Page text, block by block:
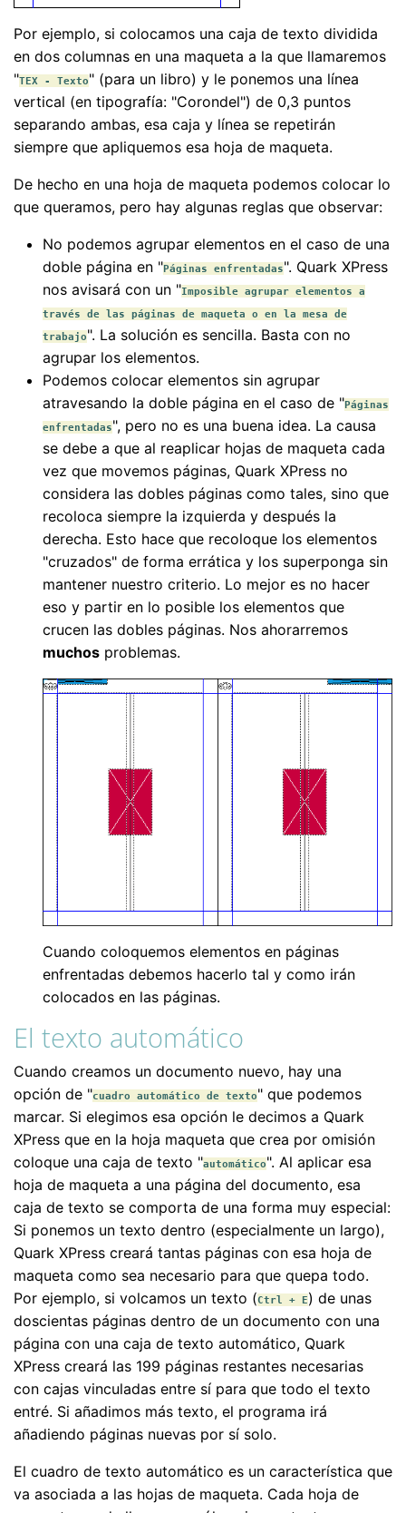
Por ejemplo, si colocamos una caja de texto dividida
en dos columnas en una maqueta a la que llamaremos
"TEX - Texto" (para un libro) y le ponemos una línea
vertical (en tipografía: "Corondel") de 0,3 puntos
separando ambas, esa caja y línea se repetirán
siempre que apliquemos esa hoja de maqueta.
De hecho en una hoja de maqueta podemos colocar lo
que queramos, pero hay algunas reglas que observar:
No podemos agrupar elementos en el caso de una
doble página en "Páginas enfrentadas". Quark XPress
nos avisará con un "Imposible agrupar elementos a
través de las páginas de maqueta o en la mesa de
trabajo". La solución es sencilla. Basta con no
agrupar los elementos.
Podemos colocar elementos sin agrupar
atravesando la doble página en el caso de "Páginas
enfrentadas", pero no es una buena idea. La causa
se debe a que al reaplicar hojas de maqueta cada
vez que movemos páginas, Quark XPress no
considera las dobles páginas como tales, sino que
recoloca siempre la izquierda y después la
derecha. Esto hace que recoloque los elementos
"cruzados" de forma errática y los superponga sin
mantener nuestro criterio. Lo mejor es no hacer
eso y partir en lo posible los elementos que
crucen las dobles páginas. Nos ahorarremos
muchos problemas.
Cuando coloquemos elementos en páginas
enfrentadas debemos hacerlo tal y como irán
colocados en las páginas.
El texto automático
Cuando creamos un documento nuevo, hay una
opción de "cuadro automático de texto" que podemos
marcar. Si elegimos esa opción le decimos a Quark
XPress que en la hoja maqueta que crea por omisión
coloque una caja de texto "automático". Al aplicar esa
hoja de maqueta a una página del documento, esa
caja de texto se comporta de una forma muy especial:
Si ponemos un texto dentro (especialmente un largo),
Quark XPress creará tantas páginas con esa hoja de
maqueta como sea necesario para que quepa todo.
Por ejemplo, si volcamos un texto (Ctrl + E) de unas
doscientas páginas dentro de un documento con una
página con una caja de texto automático, Quark
XPress creará las 199 páginas restantes necesarias
con cajas vinculadas entre sí para que todo el texto
entré. Si añadimos más texto, el programa irá
añadiendo páginas nuevas por sí solo.
El cuadro de texto automático es un característica que
va asociada a las hojas de maqueta. Cada hoja de